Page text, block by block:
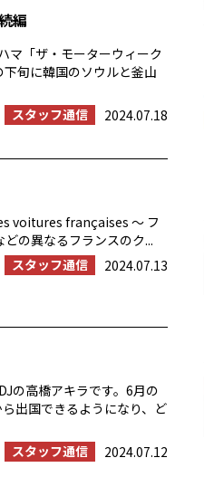
編
マ「ザ・モーターウィーク
旬に韓国のソウルと釜山
スタッフ通信
2024.07.18
voitures françaises ～ フ
の異なるフランスのク...
スタッフ通信
2024.07.13
の高橋アキラです。6月の
出国できるようになり、ど
スタッフ通信
2024.07.12